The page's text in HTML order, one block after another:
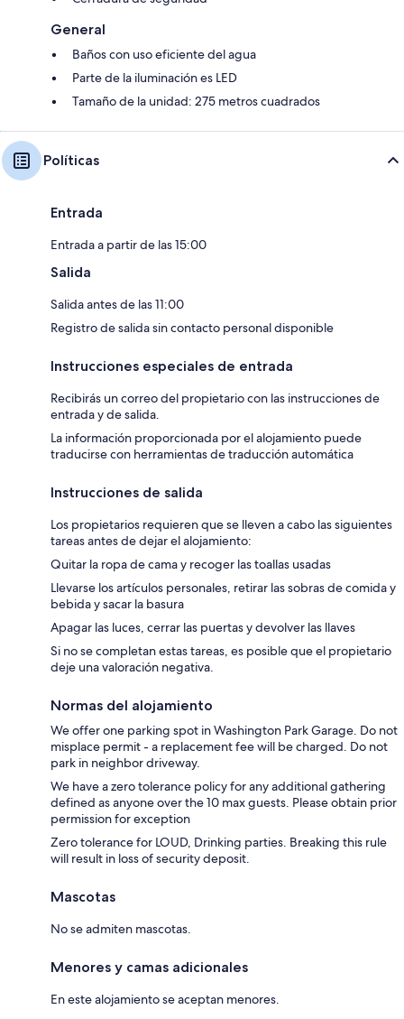
General
Baños con uso eficiente del agua
Parte de la iluminación es LED
Tamaño de la unidad: 275 metros cuadrados
Políticas
Entrada
Entrada a partir de las 15:00
Salida
Salida antes de las 11:00
Registro de salida sin contacto personal disponible
Instrucciones especiales de entrada
Recibirás un correo del propietario con las instrucciones de
entrada y de salida.
La información proporcionada por el alojamiento puede
traducirse con herramientas de traducción automática
Instrucciones de salida
Los propietarios requieren que se lleven a cabo las siguientes
tareas antes de dejar el alojamiento:
Quitar la ropa de cama y recoger las toallas usadas
Llevarse los artículos personales, retirar las sobras de comida y
bebida y sacar la basura
Apagar las luces, cerrar las puertas y devolver las llaves
Si no se completan estas tareas, es posible que el propietario
deje una valoración negativa.
Normas del alojamiento
We offer one parking spot in Washington Park Garage. Do not
misplace permit - a replacement fee will be charged. Do not
park in neighbor driveway.
We have a zero tolerance policy for any additional gathering
defined as anyone over the 10 max guests. Please obtain prior
permission for exception
Zero tolerance for LOUD, Drinking parties. Breaking this rule
will result in loss of security deposit.
Mascotas
No se admiten mascotas.
Menores y camas adicionales
En este alojamiento se aceptan menores.